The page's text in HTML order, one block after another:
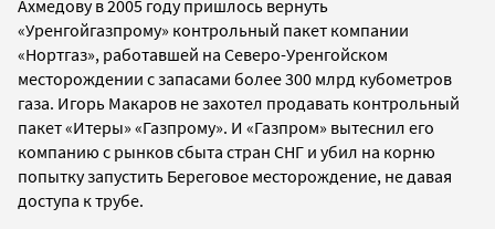
Ахмедову в 2005 году пришлось вернуть
«Уренгойгазпрому» контрольный пакет компании
«Нортгаз», работавшей на Северо-Уренгойском
месторождении с запасами более 300 млрд кубометров
газа. Игорь Макаров не захотел продавать контрольный
пакет «Итеры» «Газпрому». И «Газпром» вытеснил его
компанию с рынков сбыта стран СНГ и убил на корню
попытку запустить Береговое месторождение, не давая
доступа к трубе.